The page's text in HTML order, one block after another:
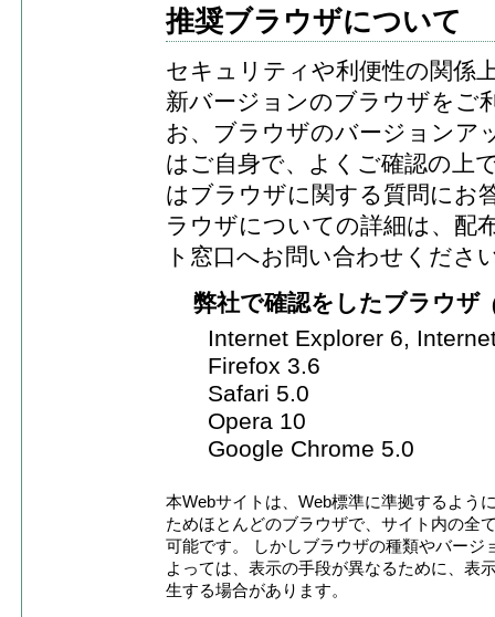
推奨ブラウザについて
セキュリティや利便性の関係
新バージョンのブラウザをご
お、ブラウザのバージョンア
はご自身で、よくご確認の上
はブラウザに関する質問にお
ラウザについての詳細は、配
ト窓口へお問い合わせくださ
弊社で確認をしたブラウザ
Internet Explorer 6,
Firefox 3.6
Safari 5.0
Opera 10
Google Chrome 5.0
本Webサイトは、Web標準に準拠するよう
ためほとんどのブラウザで、サイト内の全
可能です。 しかしブラウザの種類やバージ
よっては、表示の手段が異なるために、表
生する場合があります。